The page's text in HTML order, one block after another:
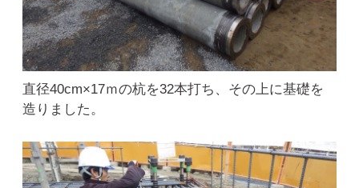
直径40cm×17ｍの杭を32本打ち、その上に基礎を
造りました。